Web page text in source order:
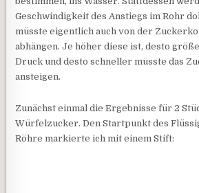
Geschwindigkeit des Anstiegs im Rohr
müsste eigentlich auch von der
abhängen. Je höher diese ist, desto
Druck und desto schneller müsste das
ansteigen.
Zunächst einmal die Ergebnisse für 2
Würfelzucker. Den Startpunkt des
Röhre markierte ich mit einem Stift: